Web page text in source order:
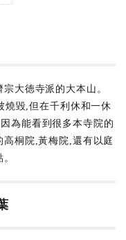
大徳寺派的大本山。
燒毀,但在千利休和一休
為能看到很多本寺院的
桐院,黃梅院,還有以庭